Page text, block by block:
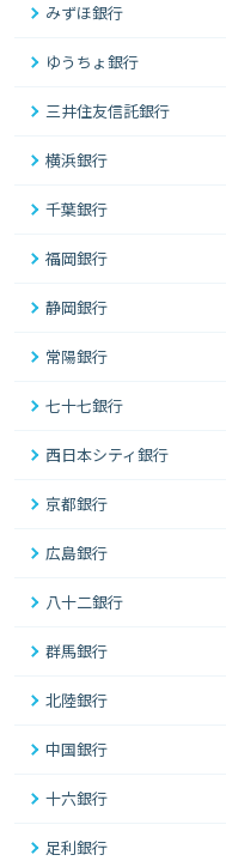
みずほ銀行
ゆうちょ銀行
三井住友信託銀行
横浜銀行
千葉銀行
福岡銀行
静岡銀行
常陽銀行
七十七銀行
西日本シティ銀行
京都銀行
広島銀行
八十二銀行
群馬銀行
北陸銀行
中国銀行
十六銀行
足利銀行